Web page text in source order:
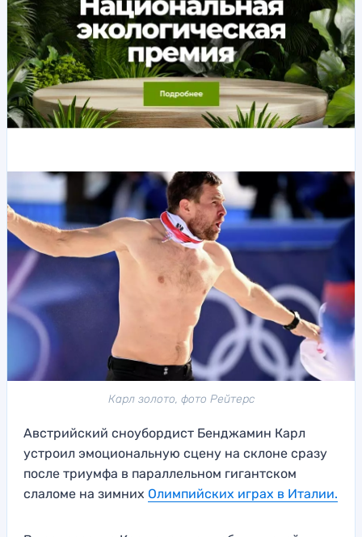
Карл золото, фото Рейтерс
Австрийский сноубордист Бенджамин Карл
устроил эмоциональную сцену на склоне сразу
после триумфа в параллельном гигантском
слаломе на зимних Олимпийских играх в Италии.